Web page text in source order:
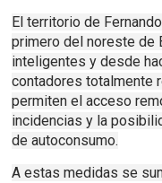
El territorio de
primero del noreste de
inteligentes y desde
contadores totalmente
permiten el acceso
incidencias y la
de autoconsumo.
A estas medidas se